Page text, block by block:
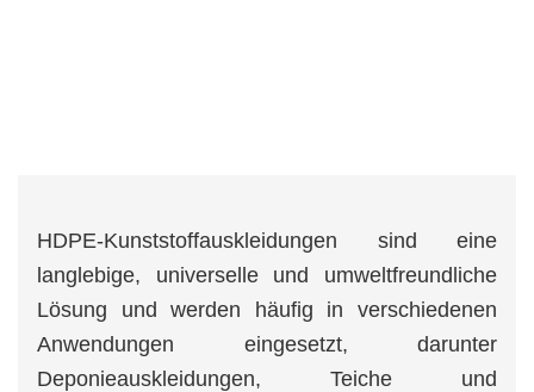
HDPE-Kunststoffauskleidungen sind eine
langlebige, universelle und umweltfreundliche
Lösung und werden häufig in verschiedenen
Anwendungen eingesetzt, darunter
Deponieauskleidungen, Teiche und